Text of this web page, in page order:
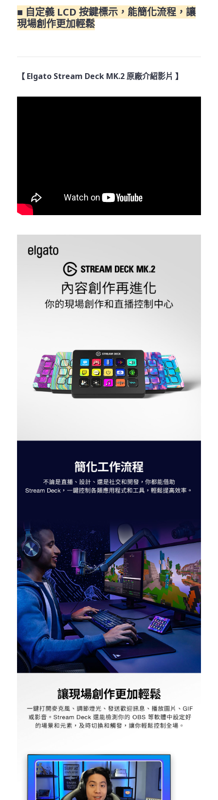
■ 自定義 LCD 按鍵標示，能簡化流程，讓
現場創作更加輕鬆
【 Elgato Stream Deck MK.2 原廠介紹影片 】